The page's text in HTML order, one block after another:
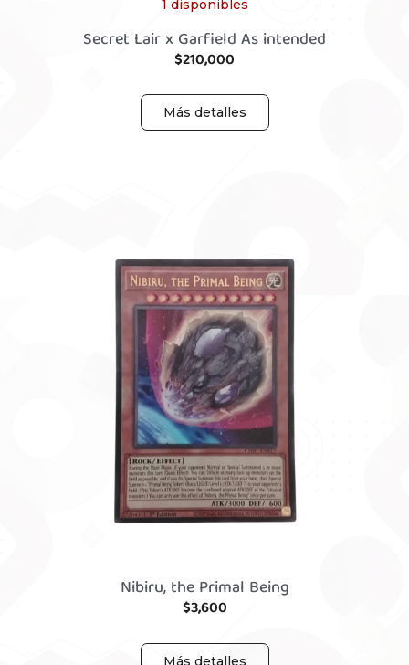
1 disponibles
Secret Lair x Garfield As intended
$210,000
Más detalles
Nibiru, the Primal Being
$3,600
Más detalles